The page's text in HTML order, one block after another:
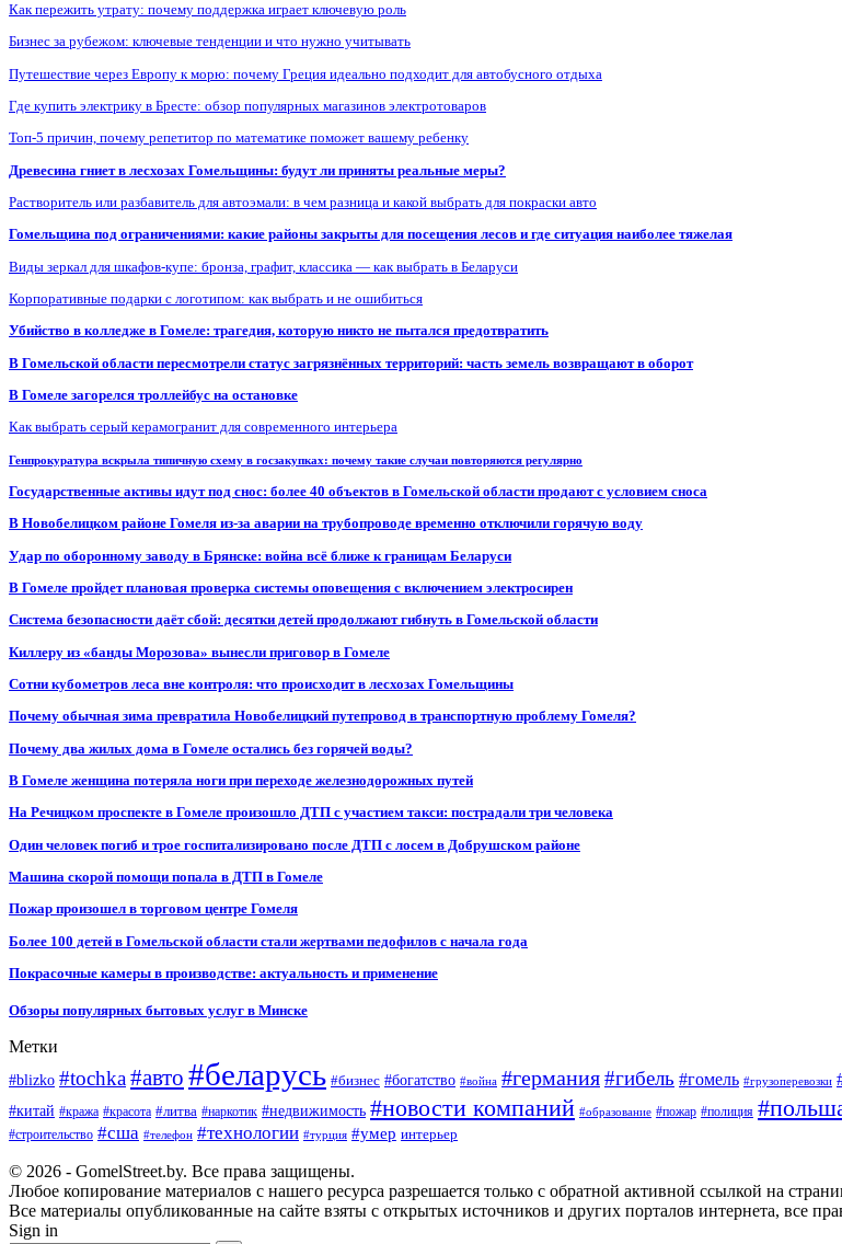
Как пережить утрату: почему поддержка играет ключевую роль
Бизнес за рубежом: ключевые тенденции и что нужно учитывать
Путешествие через Европу к морю: почему Греция идеально подходит для автобусного отдыха
Где купить электрику в Бресте: обзор популярных магазинов электротоваров
Топ-5 причин, почему репетитор по математике поможет вашему ребенку
Древесина гниет в лесхозах Гомельщины: будут ли приняты реальные меры?
Растворитель или разбавитель для автоэмали: в чем разница и какой выбрать для покраски авто
Гомельщина под ограничениями: какие районы закрыты для посещения лесов и где ситуация наиболее тяжелая
Виды зеркал для шкафов-купе: бронза, графит, классика — как выбрать в Беларуси
Корпоративные подарки с логотипом: как выбрать и не ошибиться
Убийство в колледже в Гомеле: трагедия, которую никто не пытался предотвратить
В Гомельской области пересмотрели статус загрязнённых территорий: часть земель возвращают в оборот
В Гомеле загорелся троллейбус на остановке
Как выбрать серый керамогранит для современного интерьера
Генпрокуратура вскрыла типичную схему в госзакупках: почему такие случаи повторяются регулярно
Государственные активы идут под снос: более 40 объектов в Гомельской области продают с условием сноса
В Новобелицком районе Гомеля из-за аварии на трубопроводе временно отключили горячую воду
Удар по оборонному заводу в Брянске: война всё ближе к границам Беларуси
В Гомеле пройдет плановая проверка системы оповещения с включением электросирен
Система безопасности даёт сбой: десятки детей продолжают гибнуть в Гомельской области
Киллеру из «банды Морозова» вынесли приговор в Гомеле
Сотни кубометров леса вне контроля: что происходит в лесхозах Гомельщины
Почему обычная зима превратила Новобелицкий путепровод в транспортную проблему Гомеля?
Почему два жилых дома в Гомеле остались без горячей воды?
В Гомеле женщина потеряла ноги при переходе железнодорожных путей
На Речицком проспекте в Гомеле произошло ДТП с участием такси: пострадали три человека
Один человек погиб и трое госпитализировано после ДТП с лосем в Добрушском районе
Машина скорой помощи попала в ДТП в Гомеле
Пожар произошел в торговом центре Гомеля
Более 100 детей в Гомельской области стали жертвами педофилов с начала года
Покрасочные камеры в производстве: актуальность и применение
Обзоры популярных бытовых услуг в Минске
Метки
#blizko #tochka#авто #беларусь #бизнес #богатство #война #германия#гибель #гомель #грузоперевозки
#китай #кража #красота #литва #наркотик #недвижимость #новости компаний #образование #пожар #полиция
#строительство #сша #телефон #технологии #турция #умер интерьер
© 2026 - GomelStreet.by. Все права защищены.
Любое копирование материалов с нашего ресурса разрешается только с обратной активной ссылкой на
Все материалы опубликованные на сайте взяты с открытых источников и других порталов интернета, все
Sign in